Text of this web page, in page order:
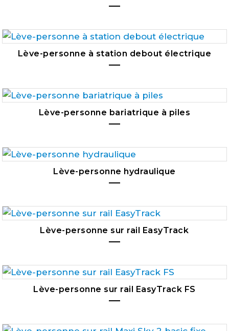
Lève-personne à station debout électrique
Lève-personne bariatrique à piles
Lève-personne hydraulique
Lève-personne sur rail EasyTrack
Lève-personne sur rail EasyTrack FS